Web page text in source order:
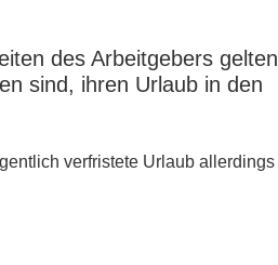
des Arbeitgebers gelten
sind, ihren Urlaub in den
verfristete Urlaub allerdings